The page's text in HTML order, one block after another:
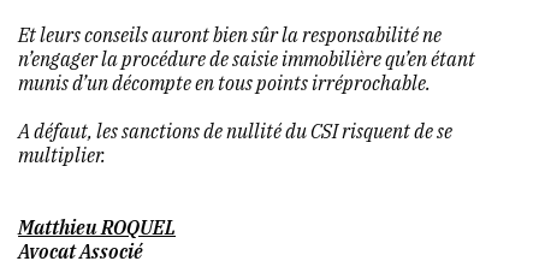
Et leurs conseils auront bien sûr la responsabilité ne
n’engager la procédure de saisie immobilière qu’en étant
munis d’un décompte en tous points irréprochable.
A défaut, les sanctions de nullité du CSI risquent de se
multiplier.
Matthieu ROQUEL
Avocat Associé